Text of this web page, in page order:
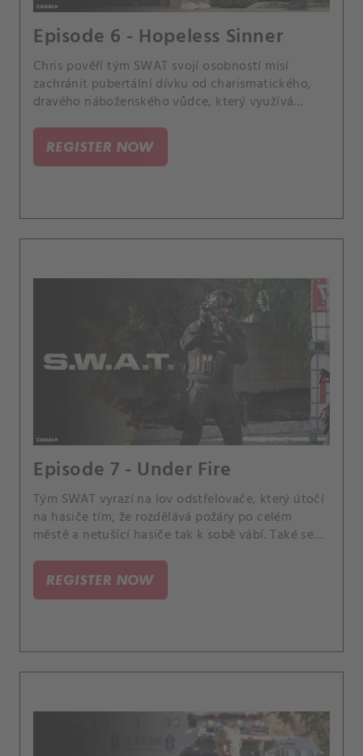
Episode 6 - Hopeless Sinner
Chris pověří tým SWAT svojí osobností misí
zachránit pubertální dívku od charismatického,
dravého náboženského vůdce, který využívá
obdrží znepokojující zprávy o Darrylovi, které se
týkají jeho otce Leroye, jež byl propuštěn z
REGISTER NOW
Episode 7 - Under Fire
Tým SWAT vyrazí na lov odstřelovače, který útočí
na hasiče tím, že rozdělává požáry po celém
městě a netušící hasiče tak k sobě vábí. Také se
když Tan odhalí, že si ostatní členové policie na
ně vsází, kdo vůdcovskou soutěž SWAT vyhraje.
REGISTER NOW